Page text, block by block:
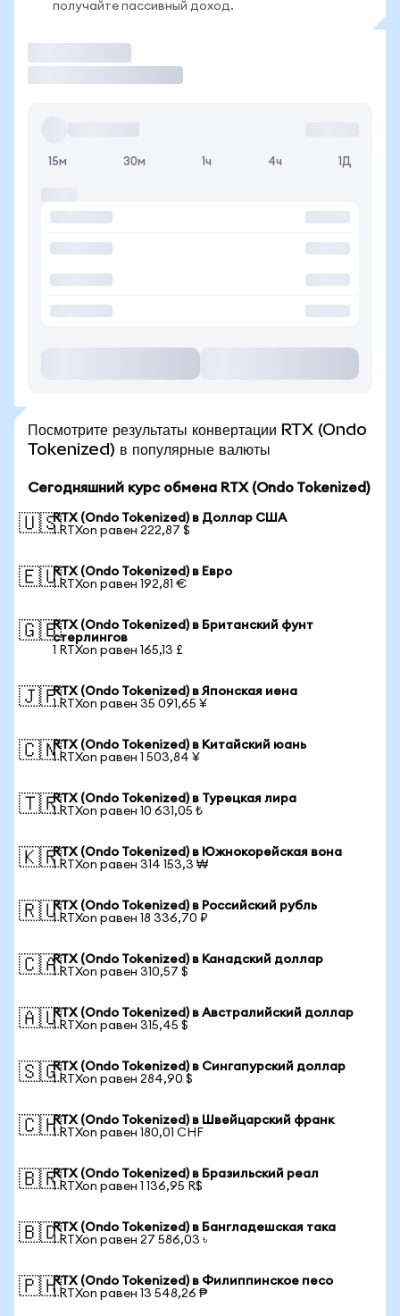
получайте пассивный доход.
15м 30м 1ч 4ч 1Д
Посмотрите результаты конвертации RTX (Ondo
Tokenized) в популярные валюты
Сегодняшний курс обмена RTX (Ondo Tokenized)
🇺🇸RTX (Ondo Tokenized) в Доллар США
1 RTXon равен 222,87 $
🇪🇺RTX (Ondo Tokenized) в Евро
1 RTXon равен 192,81 €
🇬🇧RTX (Ondo Tokenized) в Британский фунт
стерлингов
1 RTXon равен 165,13 £
🇯🇵RTX (Ondo Tokenized) в Японская иена
1 RTXon равен 35 091,65 ¥
🇨🇳RTX (Ondo Tokenized) в Китайский юань
1 RTXon равен 1 503,84 ¥
🇹🇷RTX (Ondo Tokenized) в Турецкая лира
1 RTXon равен 10 631,05 ₺
🇰🇷RTX (Ondo Tokenized) в Южнокорейская вона
1 RTXon равен 314 153,3 ₩
🇷🇺RTX (Ondo Tokenized) в Российский рубль
1 RTXon равен 18 336,70 ₽
🇨🇦RTX (Ondo Tokenized) в Канадский доллар
1 RTXon равен 310,57 $
🇦🇺RTX (Ondo Tokenized) в Австралийский доллар
1 RTXon равен 315,45 $
🇸🇬RTX (Ondo Tokenized) в Сингапурский доллар
1 RTXon равен 284,90 $
🇨🇭RTX (Ondo Tokenized) в Швейцарский франк
1 RTXon равен 180,01 CHF
🇧🇷RTX (Ondo Tokenized) в Бразильский реал
1 RTXon равен 1 136,95 R$
🇧🇩RTX (Ondo Tokenized) в Бангладешская така
1 RTXon равен 27 586,03 ৳
🇵🇭RTX (Ondo Tokenized) в Филиппинское песо
1 RTXon равен 13 548,26 ₱